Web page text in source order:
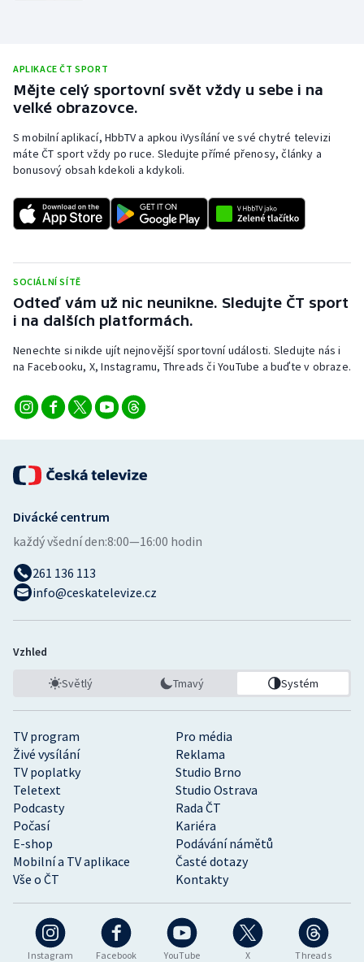
Rychlobruslení
Rychlostní kanoistika
Short track
Sportovní střelba
Triatlon
Veslování
Vodní slalom
Volejbal
Ostatní
APLIKACE ČT SPORT
Mějte celý sportovní svět vždy u sebe i na
velké obrazovce.
S mobilní aplikací, HbbTV a apkou iVysílání ve své chytré televizi
máte ČT sport vždy po ruce. Sledujte přímé přenosy, články a
bonusový obsah kdekoli a kdykoli.
SOCIÁLNÍ SÍTĚ
Odteď vám už nic neunikne. Sledujte ČT sport
i na dalších platformách.
Nenechte si nikde ujít nejnovější sportovní události. Sledujte nás i
na Facebooku, X, Instagramu, Threads či YouTube a buďte v obraze.
Instagram Facebook YouTube X Threads
TV program
Pro média
Živé vysílání
Reklama
TV poplatky
Studio Brno
Teletext
Studio Ostrava
Podcasty
Rada ČT
Počasí
Kariéra
E-shop
Podávání námětů
Mobilní a TV aplikace
Časté dotazy
Vše o ČT
Kontakty
Divácké centrum
každý všední den:8:00—16:00 hodin
261 136 113
info@ceskatelevize.cz
Vzhled
Světlý Tmavý Systém